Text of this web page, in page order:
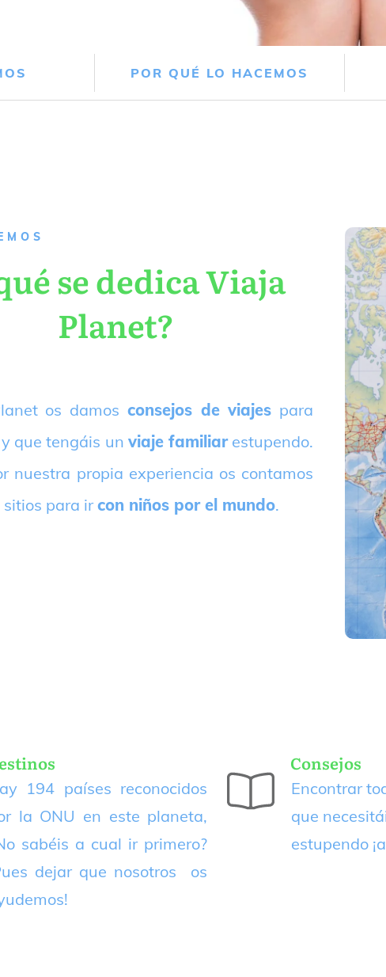
POR QUÉ LO HACEMOS
se dedica Viaja
Planet?
os damos consejos de viajes para
que tengáis un viaje familiarestupendo.
nuestra propia experiencia os contamos
sitios para ircon niños por el mundo.
194 países reconocidos
la ONU en este planeta,
sabéis a cual ir primero?
dejar que nosotros os
Consejos
Encontrar
que
estupendo